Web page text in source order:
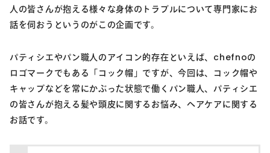
人の皆さんが抱える様々な身体のトラブルについて専門家にお
話を伺おうというのがこの企画です。
パティシエやパン職人のアイコン的存在といえば、chefnoの
ロゴマークでもある「コック帽」ですが、今回は、コック帽や
キャップなどを常にかぶった状態で働くパン職人、パティシエ
の皆さんが抱える髪や頭皮に関するお悩み、ヘアケアに関する
お話です。